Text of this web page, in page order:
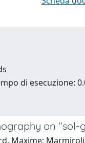
di esecuzione:
on
Maxime;